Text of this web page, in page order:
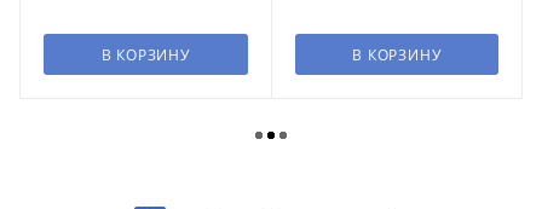
В КОРЗИНУ В КОРЗИНУ